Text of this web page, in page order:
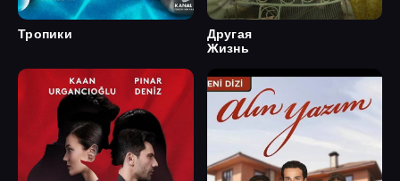
Тропики
Другая
Жизнь